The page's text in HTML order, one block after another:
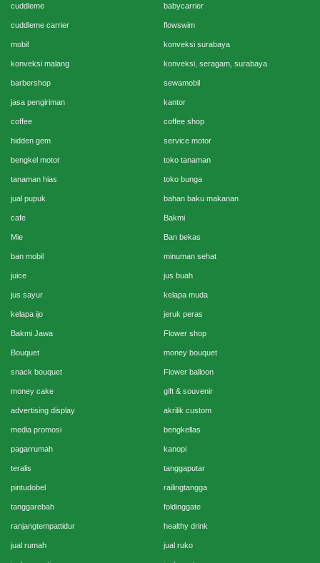
cuddleme babycarrier
cuddleme carrier flowswim
mobil konveksi surabaya
konveksi malang konveksi, seragam, surabaya
barbershop sewamobil
jasa pengiriman kantor
coffee coffee shop
hidden gem service motor
bengkel motor toko tanaman
tanaman hias toko bunga
jual pupuk bahan baku makanan
cafe Bakmi
Mie Ban bekas
ban mobil minuman sehat
juice jus buah
jus sayur kelapa muda
kelapa ijo jeruk peras
Bakmi Jawa Flower shop
Bouquet money bouquet
snack bouquet Flower balloon
money cake gift & souvenir
advertising display akrilik custom
media promosi bengkellas
pagarrumah kanopi
teralis tanggaputar
pintudobel railingtangga
tanggarebah foldinggate
ranjangtempattidur healthy drink
jual rumah jual ruko